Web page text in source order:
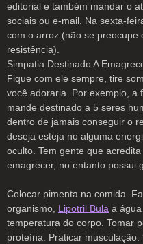
editorial e também mandar o
sociais ou e-mail. Na sexta-
com o arroz (não se preocupe
resistência).
Simpatia Destinado A
Fique com ele sempre, tire
você adoraria. Por exemplo, a
mande destinado a 5 seres
dentro de jamais conseguir o
deseja esteja no alguma
oculto. Tem gente que
emagrecer, no entanto possui
Colocar pimenta na comida.
organismo, Lipotril Bula a
temperatura do corpo. Tomar
proteína. Praticar